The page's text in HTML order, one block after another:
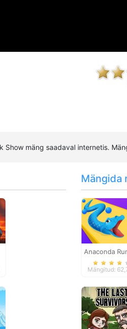
mäng saadaval internetis.
Mängida
Anaconda
Mängitud: